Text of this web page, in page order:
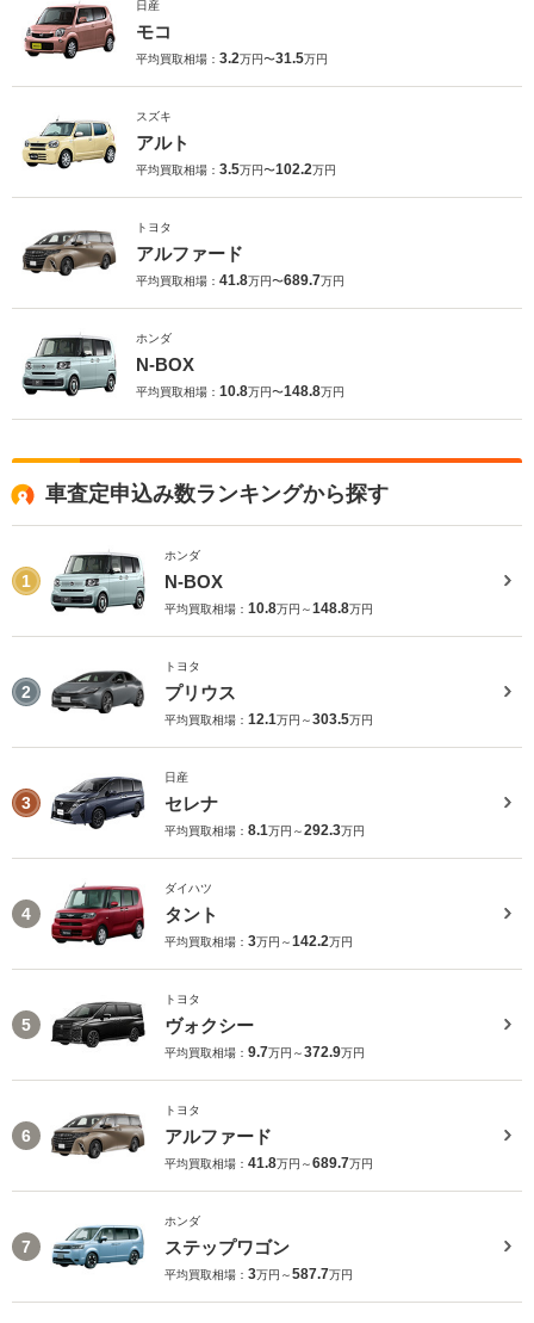
日産
モコ
平均買取相場： 3.2万円〜31.5万円
スズキ
アルト
平均買取相場： 3.5万円〜102.2万円
トヨタ
アルファード
平均買取相場： 41.8万円〜689.7万円
ホンダ
N-BOX
平均買取相場： 10.8万円〜148.8万円
車査定申込み数ランキングから探す
1
ホンダ
N-BOX
平均買取相場： 10.8万円～148.8万円
2
トヨタ
プリウス
平均買取相場： 12.1万円～303.5万円
3
日産
セレナ
平均買取相場： 8.1万円～292.3万円
4
ダイハツ
タント
平均買取相場： 3万円～142.2万円
5
トヨタ
ヴォクシー
平均買取相場： 9.7万円～372.9万円
6
トヨタ
アルファード
平均買取相場： 41.8万円～689.7万円
7
ホンダ
ステップワゴン
平均買取相場： 3万円～587.7万円